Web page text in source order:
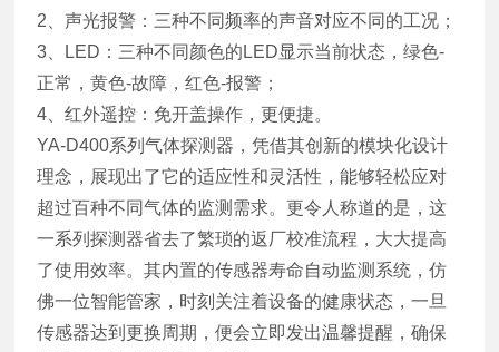
2、声光报警：三种不同频率的声音对应不同的工况；
3、LED：三种不同颜色的LED显示当前状态，绿色-
正常，黄色-故障，红色-报警；
4、红外遥控：免开盖操作，更便捷。
YA-D400系列气体探测器，凭借其创新的模块化设计
理念，展现出了它的适应性和灵活性，能够轻松应对
超过百种不同气体的监测需求。更令人称道的是，这
一系列探测器省去了繁琐的返厂校准流程，大大提高
了使用效率。其内置的传感器寿命自动监测系统，仿
佛一位智能管家，时刻关注着设备的健康状态，一旦
传感器达到更换周期，便会立即发出温馨提醒，确保